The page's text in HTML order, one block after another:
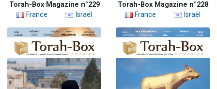
Torah-Box Magazine n°229
France
Israël
Torah-Box Magazine n°228
France
Israël